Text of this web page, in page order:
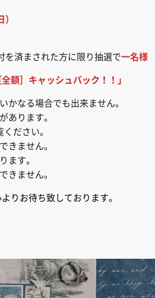
を済まされた方に限り抽選で一名様
額］キャッシュバック！！」
かなる場合でも出来ません。
あります。
ださい。
きません。
ます。
きません。
りお待ち致しております。